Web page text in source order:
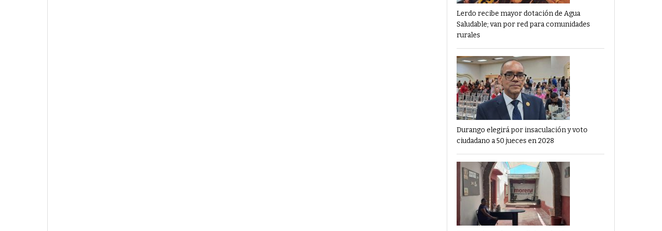
Lerdo recibe mayor dotación de Agua
Saludable; van por red para comunidades
rurales
Durango elegirá por insaculación y voto
ciudadano a 50 jueces en 2028